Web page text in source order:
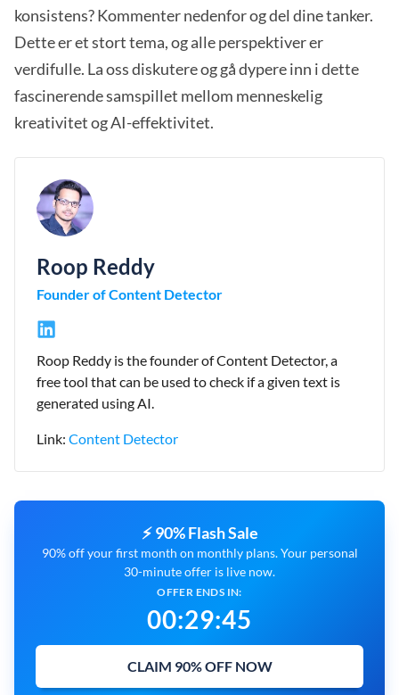
konsistens? Kommenter nedenfor og del dine tanker.
Dette er et stort tema, og alle perspektiver er
verdifulle. La oss diskutere og gå dypere inn i dette
fascinerende samspillet mellom menneskelig
kreativitet og AI-effektivitet.
Roop Reddy
Founder of Content Detector
Roop Reddy is the founder of Content Detector, a
free tool that can be used to check if a given text is
generated using AI.
Link: Content Detector
⚡ 90% Flash Sale
90% off your first month on monthly plans. Your personal
30-minute offer is live now.
OFFER ENDS IN:
00:29:44
CLAIM 90% OFF NOW